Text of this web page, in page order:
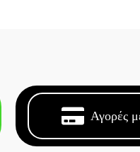
Αγορές